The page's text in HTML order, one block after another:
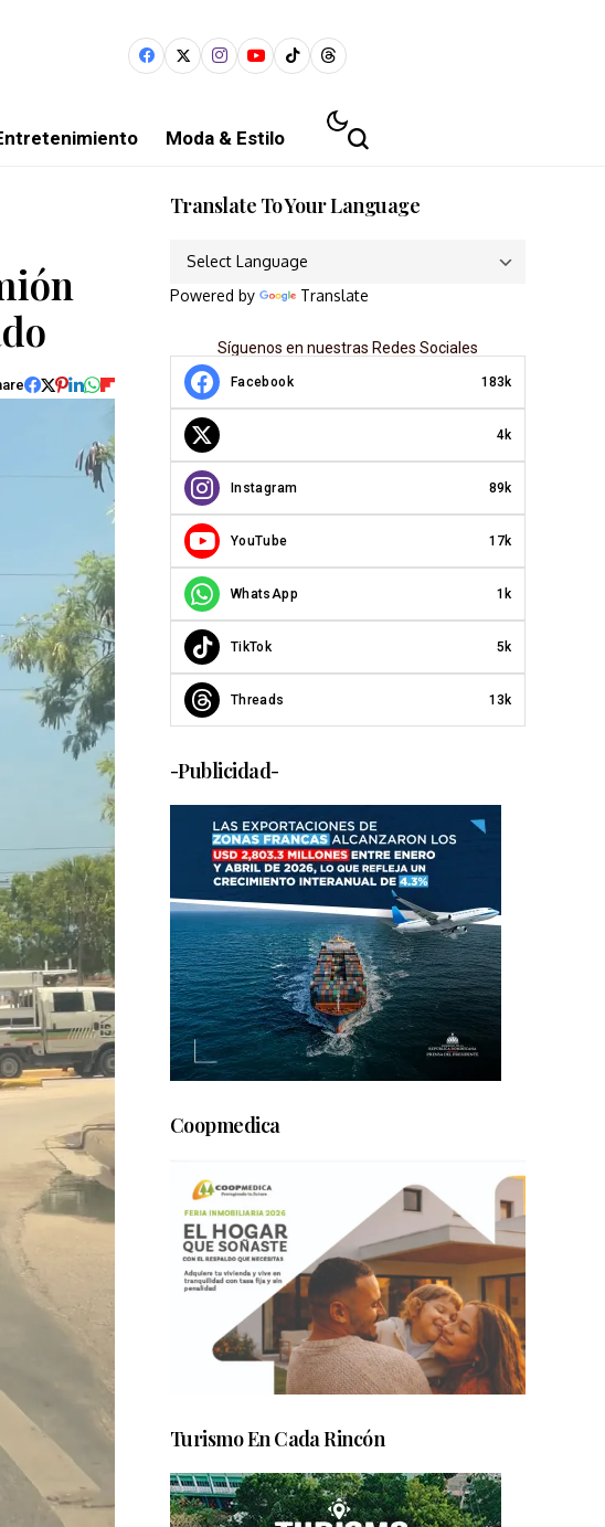
Moda & Estilo
Translate To Your Language
Powered by Translate
Síguenos en nuestras Redes Sociales
Facebook 183k
4k
Instagram 89k
YouTube 17k
WhatsApp 1k
TikTok 5k
Threads 13k
-Publicidad-
Coopmedica
Turismo En Cada Rincón